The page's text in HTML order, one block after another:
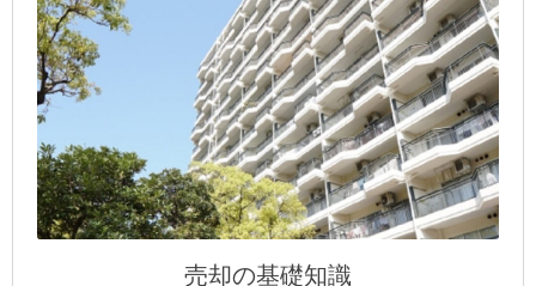
売却の基礎知識